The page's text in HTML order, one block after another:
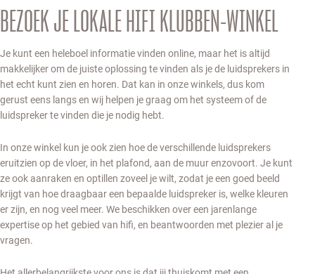
BEZOEK JE LOKALE HIFI KLUBBEN-WINKEL
Je kunt een heleboel informatie vinden online, maar het is altijd
makkelijker om de juiste oplossing te vinden als je de luidsprekers in
het echt kunt zien en horen. Dat kan in onze winkels, dus kom
gerust eens langs en wij helpen je graag om het systeem of de
luidspreker te vinden die je nodig hebt.
In onze winkel kun je ook zien hoe de verschillende luidsprekers
eruitzien op de vloer, in het plafond, aan de muur enzovoort. Je kunt
ze ook aanraken en optillen zoveel je wilt, zodat je een goed beeld
krijgt van hoe draagbaar een bepaalde luidspreker is, welke kleuren
er zijn, en nog veel meer. We beschikken over een jarenlange
expertise op het gebied van hifi, en beantwoorden met plezier al je
vragen.